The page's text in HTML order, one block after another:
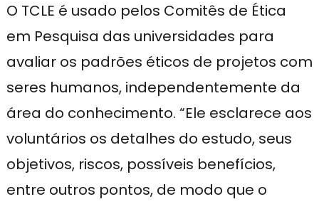
O TCLE é usado pelos Comitês de Ética
em Pesquisa das universidades para
avaliar os padrões éticos de projetos com
seres humanos, independentemente da
área do conhecimento. “Ele esclarece aos
voluntários os detalhes do estudo, seus
objetivos, riscos, possíveis benefícios,
entre outros pontos, de modo que o